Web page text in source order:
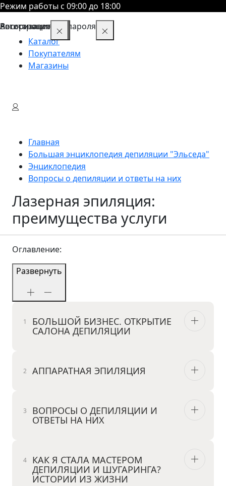
Режим работы с 09:00 до 18:00
Каталог
Покупателям
Магазины
Главная
Большая энциклопедия депиляции "Эльседа"
Энциклопедия
Вопросы о депиляции и ответы на них
Лазерная эпиляция:
преимущества услуги
Оглавление:
Развернуть
БОЛЬШОЙ БИЗНЕС. ОТКРЫТИЕ
САЛОНА ДЕПИЛЯЦИИ
АППАРАТНАЯ ЭПИЛЯЦИЯ
ВОПРОСЫ О ДЕПИЛЯЦИИ И
ОТВЕТЫ НА НИХ
КАК Я СТАЛА МАСТЕРОМ
ДЕПИЛЯЦИИ И ШУГАРИНГА?
ИСТОРИИ ИЗ ЖИЗНИ
Восстановление пароля
Авторизация
Регистрация